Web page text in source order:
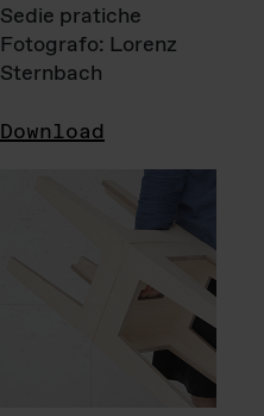
Sedie pratiche
Fotografo: Lorenz
Sternbach
Download